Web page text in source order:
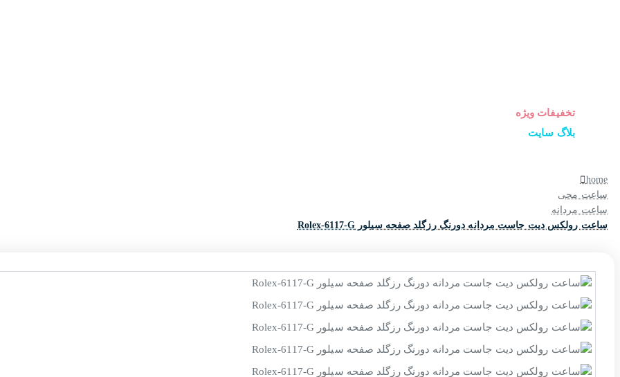
تخفیفات ویژه
بلاگ سایت
home
ساعت مچی
ساعت مردانه
ساعت رولکس دیت جاست مردانه دورنگ رزگلد صفحه سیلور Rolex-6117-G